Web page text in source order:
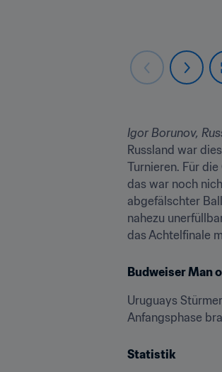
Igor Borunov,
Russland war
Turnieren. Für
das war noch
abgefälschter
nahezu
das Achtelfinale
Budweiser Man
Uruguays Stürmer
Anfangsphase
Statistik